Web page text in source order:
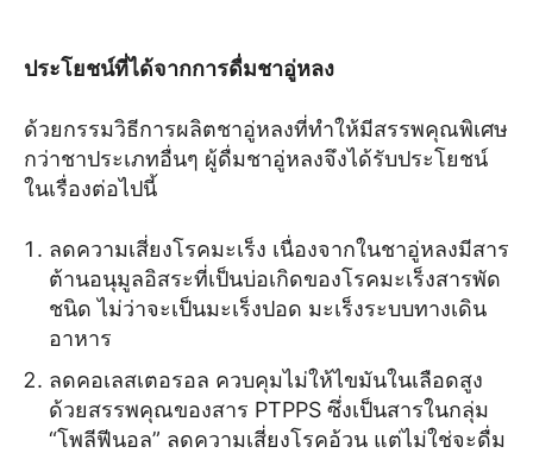
ประโยชน์ที่ได้จากการดื่มชาอู่หลง
ด้วยกรรมวิธีการผลิตชาอู่หลงที่ทำให้มีสรรพคุณพิเศษ
กว่าชาประเภทอื่นๆ ผู้ดื่มชาอู่หลงจึงได้รับประโยชน์
ในเรื่องต่อไปนี้
ลดความเสี่ยงโรคมะเร็ง เนื่องจากในชาอู่หลงมีสาร
ต้านอนุมูลอิสระที่เป็นบ่อเกิดของโรคมะเร็งสารพัด
ชนิด ไม่ว่าจะเป็นมะเร็งปอด มะเร็งระบบทางเดิน
อาหาร
ลดคอเลสเตอรอล ควบคุมไม่ให้ไขมันในเลือดสูง
ด้วยสรรพคุณของสาร PTPPS ซึ่งเป็นสารในกลุ่ม
“โพลีฟีนอล” ลดความเสี่ยงโรคอ้วน แต่ไม่ใช่จะดื่ม